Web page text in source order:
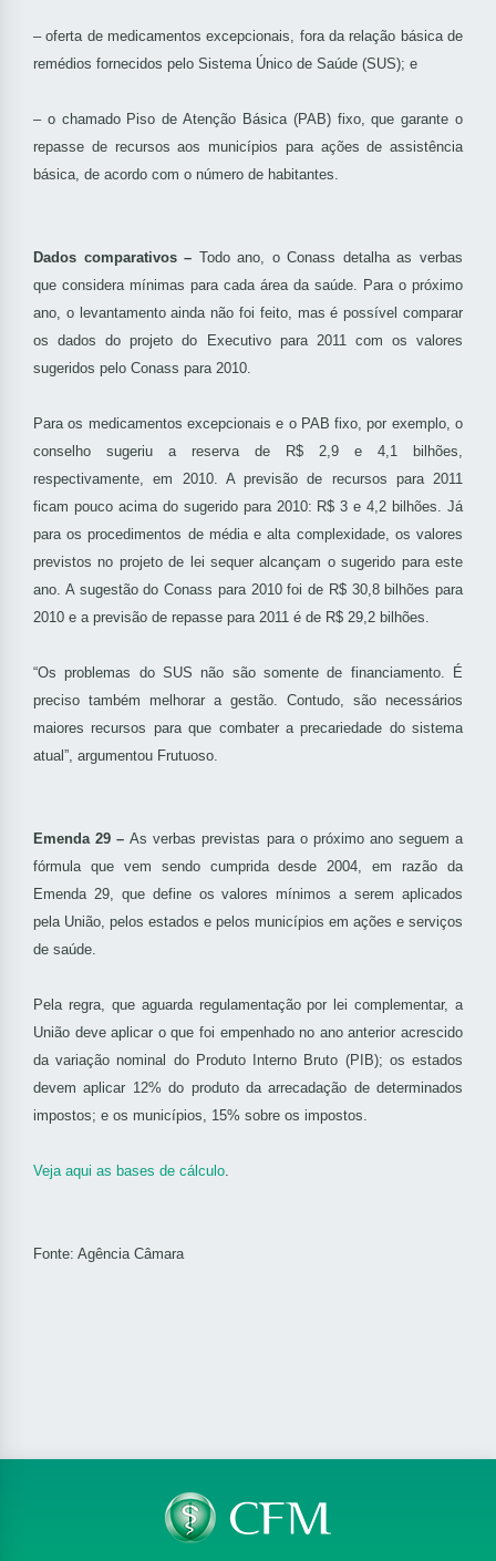
– oferta de medicamentos excepcionais, fora da relação básica de
remédios fornecidos pelo Sistema Único de Saúde (SUS); e
– o chamado Piso de Atenção Básica (PAB) fixo, que garante o
repasse de recursos aos municípios para ações de assistência
básica, de acordo com o número de habitantes.
Dados comparativos – Todo ano, o Conass detalha as verbas
que considera mínimas para cada área da saúde. Para o próximo
ano, o levantamento ainda não foi feito, mas é possível comparar
os dados do projeto do Executivo para 2011 com os valores
sugeridos pelo Conass para 2010.
Para os medicamentos excepcionais e o PAB fixo, por exemplo, o
conselho sugeriu a reserva de R$ 2,9 e 4,1 bilhões,
respectivamente, em 2010. A previsão de recursos para 2011
ficam pouco acima do sugerido para 2010: R$ 3 e 4,2 bilhões. Já
para os procedimentos de média e alta complexidade, os valores
previstos no projeto de lei sequer alcançam o sugerido para este
ano. A sugestão do Conass para 2010 foi de R$ 30,8 bilhões para
2010 e a previsão de repasse para 2011 é de R$ 29,2 bilhões.
“Os problemas do SUS não são somente de financiamento. É
preciso também melhorar a gestão. Contudo, são necessários
maiores recursos para que combater a precariedade do sistema
atual”, argumentou Frutuoso.
Emenda 29 –As verbas previstas para o próximo ano seguem a
fórmula que vem sendo cumprida desde 2004, em razão da
Emenda 29, que define os valores mínimos a serem aplicados
pela União, pelos estados e pelos municípios em ações e serviços
de saúde.
Pela regra, que aguarda regulamentação por lei complementar, a
União deve aplicar o que foi empenhado no ano anterior acrescido
da variação nominal do Produto Interno Bruto (PIB); os estados
devem aplicar 12% do produto da arrecadação de determinados
impostos; e os municípios, 15% sobre os impostos.
Veja aqui as bases de cálculo.
Fonte: Agência Câmara